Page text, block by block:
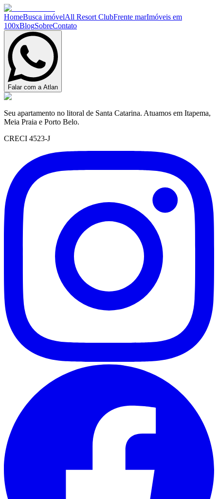
HomeBusca imóvelAll Resort ClubFrente marImóveis em
100xBlogSobreContato
Falar com a Atlan
Seu apartamento no litoral de Santa Catarina. Atuamos em Itapema,
Meia Praia e Porto Belo.
CRECI 4523-J